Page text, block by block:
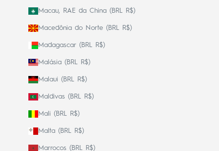
Macau, RAE da China (BRL R$)
Macedônia do Norte (BRL R$)
Madagascar (BRL R$)
Malásia (BRL R$)
Malaui (BRL R$)
Maldivas (BRL R$)
Mali (BRL R$)
Malta (BRL R$)
Marrocos (BRL R$)